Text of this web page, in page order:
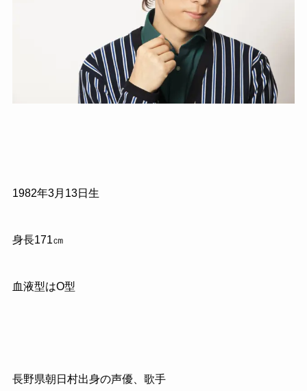
1982年3月13日生
身長171㎝
血液型はO型
長野県朝日村出身の声優、歌手